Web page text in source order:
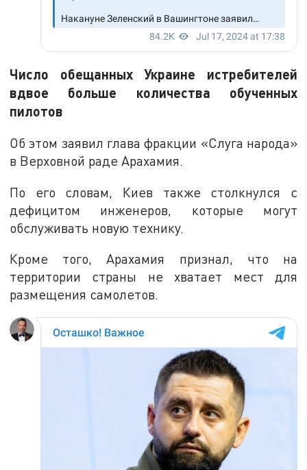
Число обещанных Украине истребителей
вдвое больше количества обученных
пилотов
Об этом заявил глава фракции «Слуга народа»
в Верховной раде Арахамия.
По его словам, Киев также столкнулся с
дефицитом инженеров, которые могут
обслуживать новую технику.
Кроме того, Арахамия признал, что на
территории страны не хватает мест для
размещения самолетов.